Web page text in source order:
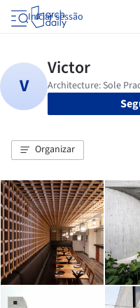
Iniciar sessão
Organizar